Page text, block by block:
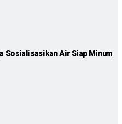
Sosialisasikan Air Siap Minum